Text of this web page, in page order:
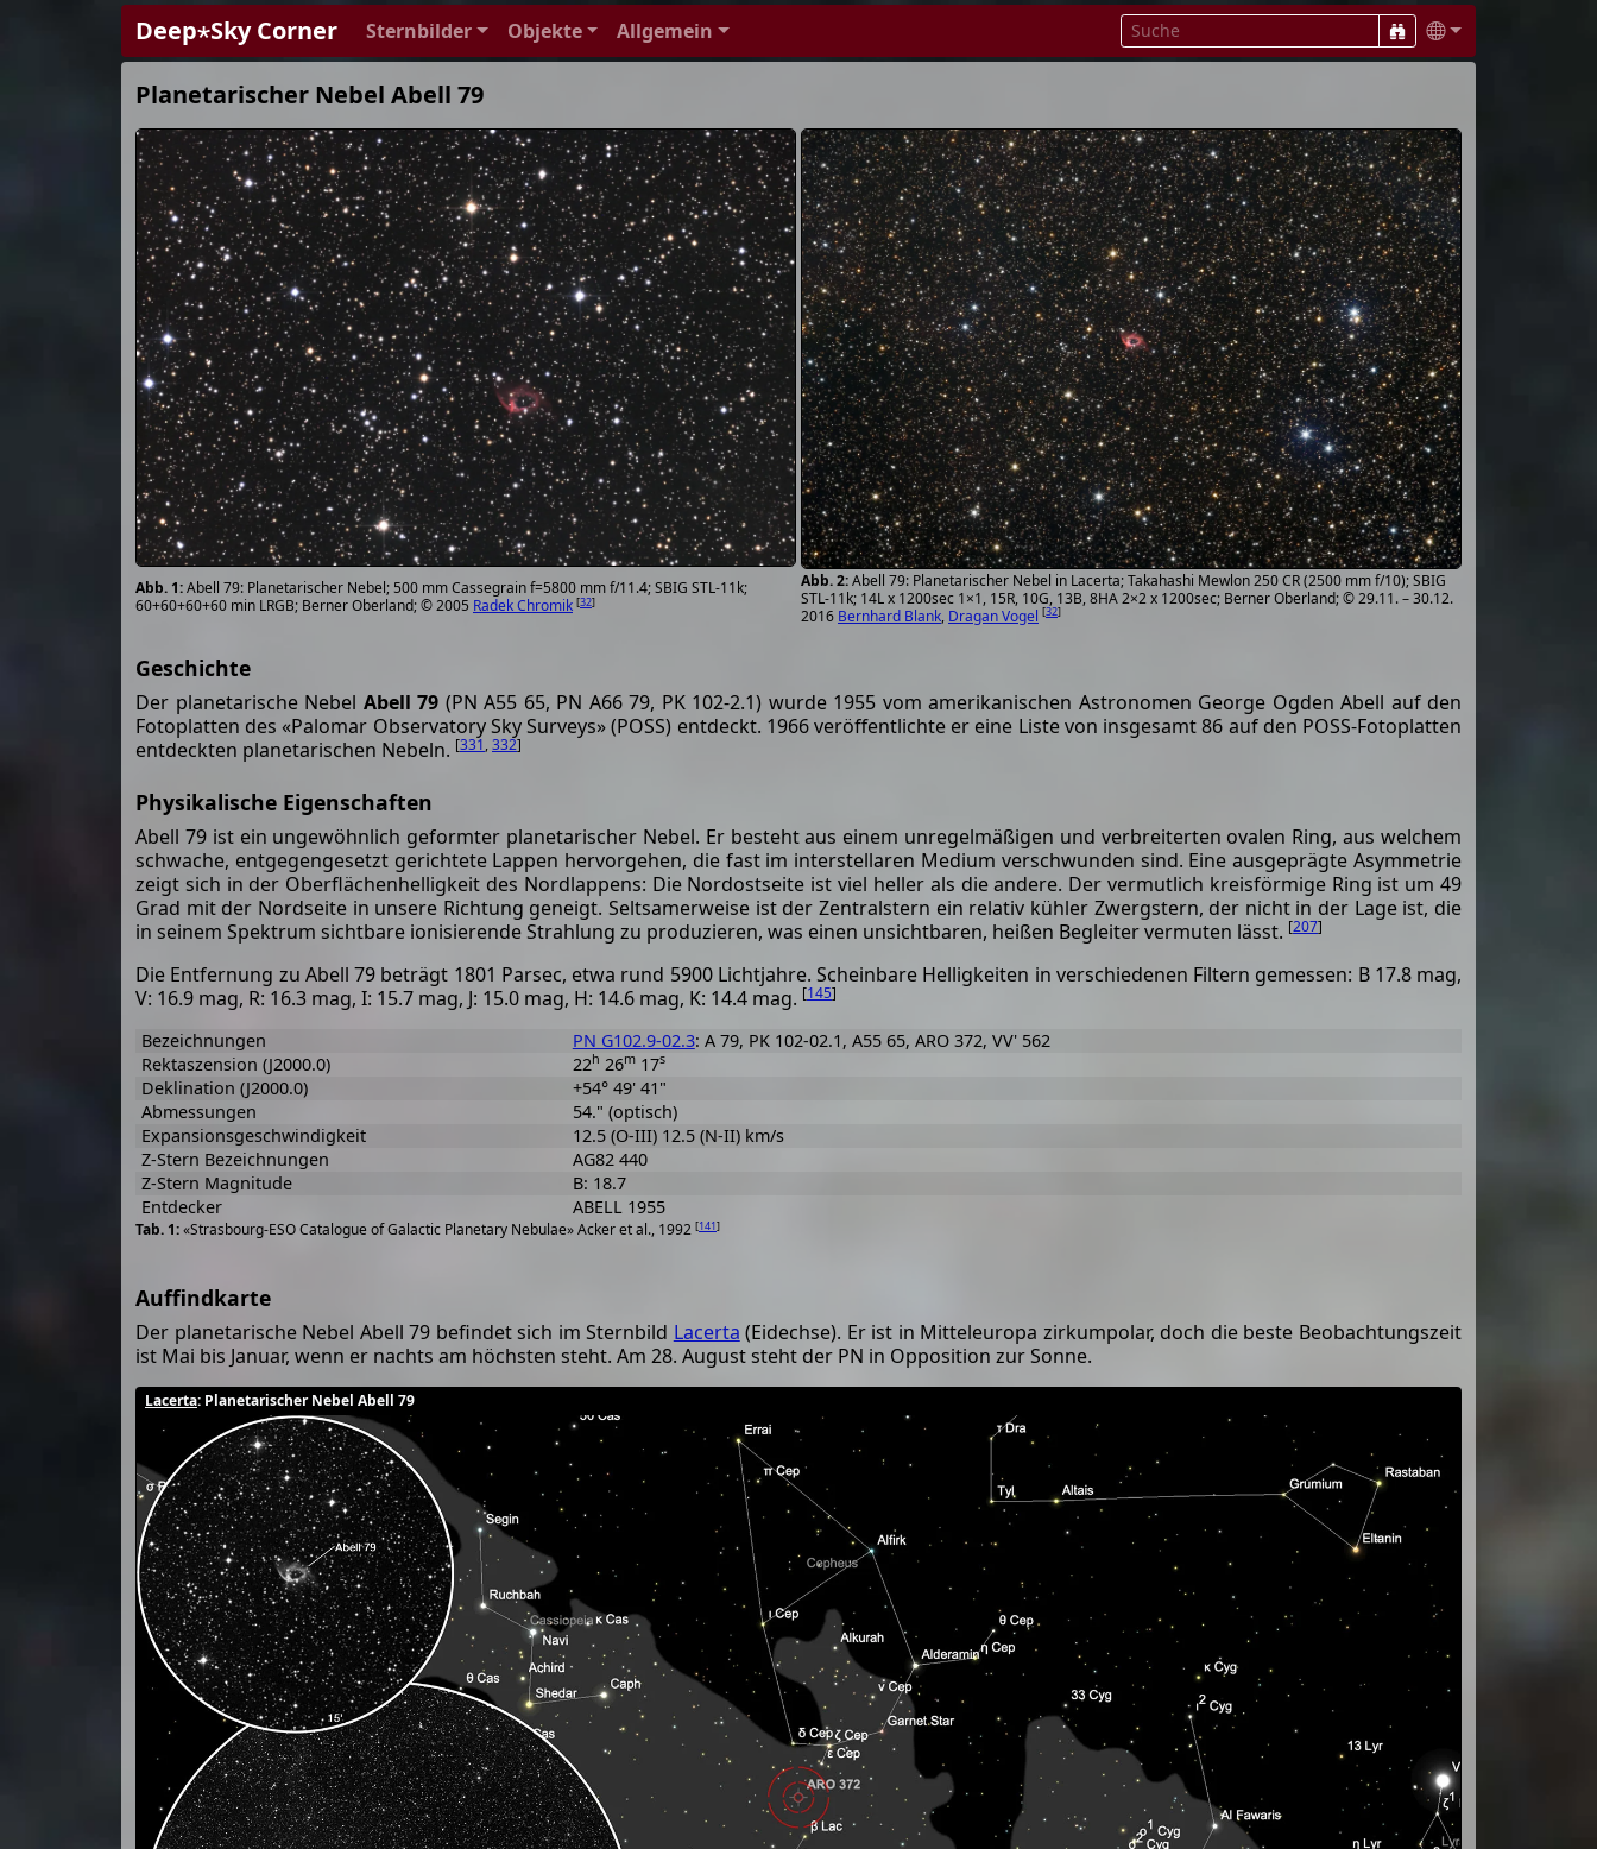
Deep⋆Sky Corner Sternbilder Objekte Allgemein
Planetarischer Nebel Abell 79
Abell 79: Planetarischer Nebel; 500 mm Cassegrain f=5800 mm f/11.4; SBIG STL-11k;
60+60+60+60 min LRGB; Berner Oberland; © 2005 Radek Chromik [32]
Abell 79: Planetarischer Nebel in Lacerta; Takahashi Mewlon 250 CR (2500 mm f/10); SBIG
STL-11k; 14L x 1200sec 1×1, 15R, 10G, 13B, 8HA 2×2 x 1200sec; Berner Oberland; © 29.11. – 30.12.
2016 Bernhard Blank, Dragan Vogel [32]
Geschichte
Der planetarische Nebel Abell 79 (PN A55 65, PN A66 79, PK 102-2.1) wurde 1955 vom amerikanischen Astronomen George Ogden Abell auf den
Fotoplatten des «Palomar Observatory Sky Surveys» (POSS) entdeckt. 1966 veröffentlichte er eine Liste von insgesamt 86 auf den POSS-Fotoplatten
entdeckten planetarischen Nebeln. [331,332]
Physikalische Eigenschaften
Abell 79 ist ein ungewöhnlich geformter planetarischer Nebel. Er besteht aus einem unregelmäßigen und verbreiterten ovalen Ring, aus welchem
schwache, entgegengesetzt gerichtete Lappen hervorgehen, die fast im interstellaren Medium verschwunden sind. Eine ausgeprägte Asymmetrie
zeigt sich in der Oberflächenhelligkeit des Nordlappens: Die Nordostseite ist viel heller als die andere. Der vermutlich kreisförmige Ring ist um 49
Grad mit der Nordseite in unsere Richtung geneigt. Seltsamerweise ist der Zentralstern ein relativ kühler Zwergstern, der nicht in der Lage ist, die
in seinem Spektrum sichtbare ionisierende Strahlung zu produzieren, was einen unsichtbaren, heißen Begleiter vermuten lässt. [207]
Die Entfernung zu Abell 79 beträgt 1801 Parsec, etwa rund 5900 Lichtjahre. Scheinbare Helligkeiten in verschiedenen Filtern gemessen: B 17.8 mag,
V: 16.9 mag, R: 16.3 mag, I: 15.7 mag, J: 15.0 mag, H: 14.6 mag, K: 14.4 mag. [145]
«Strasbourg-ESO Catalogue of Galactic Planetary Nebulae» Acker et al., 1992 [141]
Bezeichnungen PN G102.9-02.3: A 79, PK 102-02.1, A55 65, ARO 372, VV' 562
Rektaszension (J2000.0)
22h 26m17s
Deklination (J2000.0)
+54° 49' 41"
Abmessungen
54." (optisch)
Expansionsgeschwindigkeit
12.5 (O-III) 12.5 (N-II) km/s
Z-Stern Bezeichnungen
AG82 440
Z-Stern Magnitude
B: 18.7
Entdecker
ABELL 1955
Auffindkarte
Der planetarische Nebel Abell 79 befindet sich im Sternbild Lacerta (Eidechse). Er ist in Mitteleuropa zirkumpolar, doch die beste Beobachtungszeit
ist Mai bis Januar, wenn er nachts am höchsten steht. Am 28. August steht der PN in Opposition zur Sonne.
Lacerta: Planetarischer Nebel Abell 79